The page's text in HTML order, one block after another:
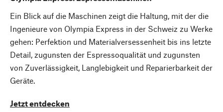
Ein Blick auf die Maschinen zeigt die Haltung, mit der die
Ingenieure von Olympia Express in der Schweiz zu Werke
gehen: Perfektion und Materialversessenheit bis ins letzte
Detail, zugunsten der Espressoqualität und zugunsten
von Zuverlässigkeit, Langlebigkeit und Reparierbarkeit der
Geräte.
Jetzt entdecken